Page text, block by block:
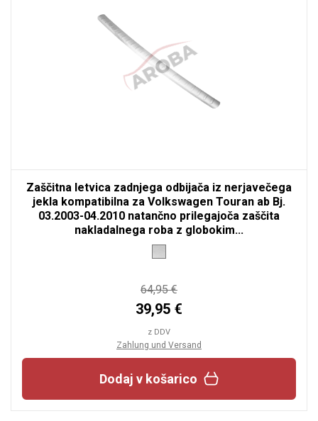
Zaščitna letvica zadnjega odbijača iz nerjavečega
jekla kompatibilna za Volkswagen Touran ab Bj.
03.2003-04.2010 natančno prilegajoča zaščita
nakladalnega roba z globokim...
64,95 €
39,95 €
z DDV
Zahlung und Versand
Dodaj v košarico